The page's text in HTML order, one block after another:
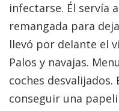
infectarse. Él servía
remangada para
llevó por delante el
Palos y navajas.
coches
conseguir una